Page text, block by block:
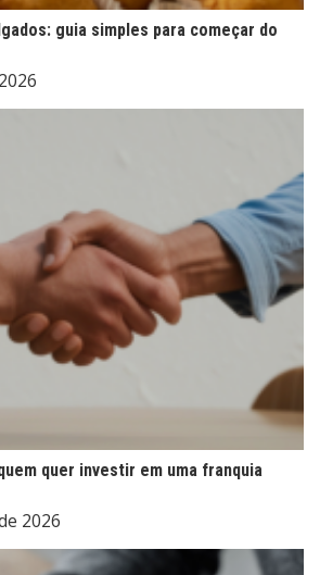
guia simples para começar do
quer investir em uma franquia
2026